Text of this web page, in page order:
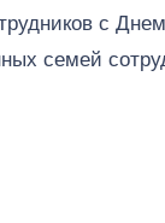
с
семей